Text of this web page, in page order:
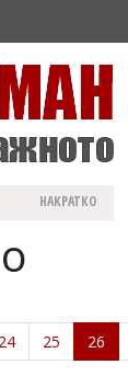
НАКРАТКО
24 25 26